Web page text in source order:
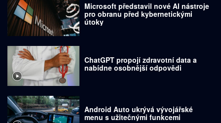
Microsoft představil nové AI nástroje
pro obranu před kybernetickými
útoky
ChatGPT propojí zdravotní data a
nabídne osobnější odpovědi
Android Auto ukrývá vývojářské
menu s užitečnými funkcemi